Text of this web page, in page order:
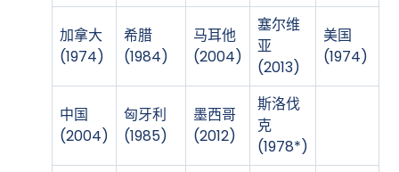
加拿大
(1974)
希腊
(1984)
马耳他
(2004)
塞尔维
亚
(2013)
美国
(1974)
中国
(2004)
匈牙利
(1985)
墨西哥
(2012)
斯洛伐
克
(1978*)